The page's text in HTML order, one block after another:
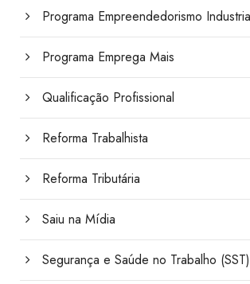
Programa Empreendedorismo
Programa Emprega Mais
Qualificação Profissional
Reforma Trabalhista
Reforma Tributária
Saiu na Mídia
Segurança e Saúde no Trabalho (SST)